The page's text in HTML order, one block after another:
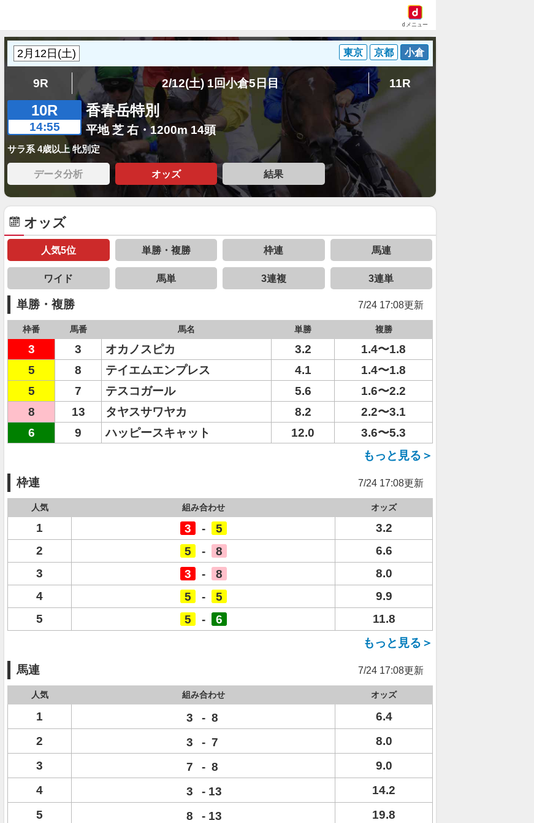
dメニュー
東京 京都 小倉
9R 2/12(土) 1回小倉5日目 11R
10R
14:55
香春岳特別
平地 芝 右・1200m 14頭
サラ系 4歳以上 牝別定
データ分析 オッズ 結果
オッズ
人気5位 単勝・複勝 枠連 馬連
ワイド 馬単 3連複 3連単
単勝・複勝 7/24 17:08更新
枠番 馬番 馬名 単勝 複勝
3 3 オカノスピカ 3.2
1.4〜1.8
5
8 テイエムエンプレス 4.1
1.4〜1.8
5
7 テスコガール 5.6
1.6〜2.2
8
13 タヤスサワヤカ 8.2
2.2〜3.1
6
9 ハッピースキャット 12.0
3.6〜5.3
もっと見る＞
枠連 7/24 17:08更新
人気 組み合わせ オッズ
1 3 - 5
3.2
2
5 - 8
6.6
3
3 - 8
8.0
4
5 - 5
9.9
5
5 - 6
11.8
もっと見る＞
馬連 7/24 17:08更新
人気 組み合わせ オッズ
1 3 - 8
6.4
2
3 - 7
8.0
3
7 - 8
9.0
4
3 - 13
14.2
5
8 - 13
19.8